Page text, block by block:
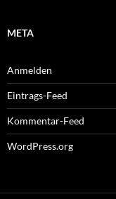
META
Anmelden
Eintrags-Feed
Kommentar-Feed
WordPress.org